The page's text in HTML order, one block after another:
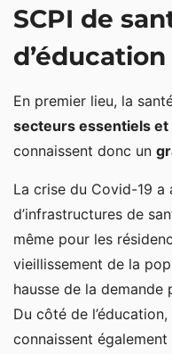
SCPI de
d’éducation
En premier lieu, la
secteurs essentiels et
connaissent donc un
La crise du Covid-19 a
d’infrastructures de
même pour les
vieillissement de la
hausse de la demande
Du côté de
connaissent